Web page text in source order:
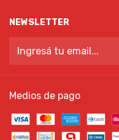
NEWSLETTER
Medios de pago